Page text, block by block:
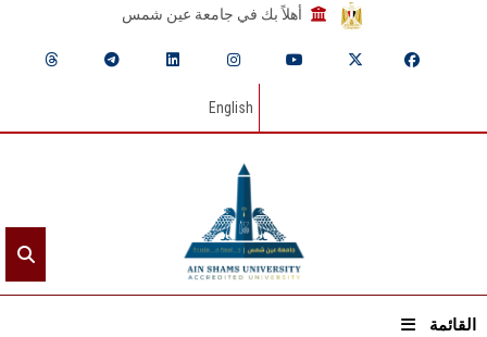
أهلاً بك في جامعة عين شمس
English
القائمة